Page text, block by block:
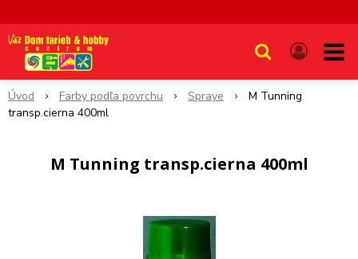
Úvod Farby podľa povrchu Spraye
M Tunning
transp.cierna 400ml
M Tunning transp.cierna 400ml